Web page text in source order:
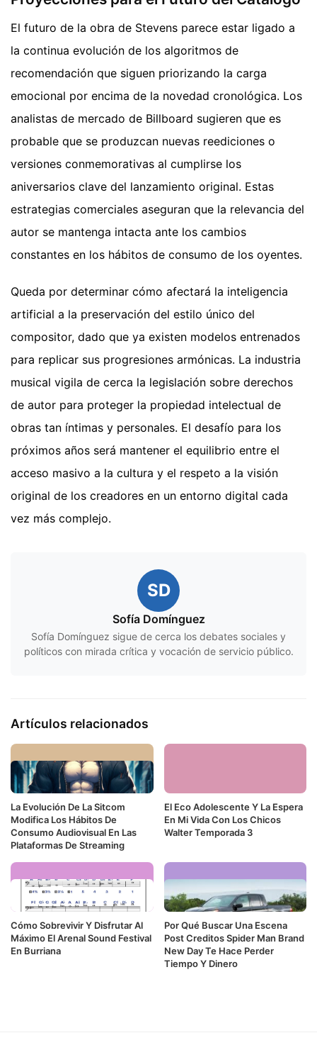
El futuro de la obra de Stevens parece estar ligado a
la continua evolución de los algoritmos de
recomendación que siguen priorizando la carga
emocional por encima de la novedad cronológica. Los
analistas de mercado de Billboard sugieren que es
probable que se produzcan nuevas reediciones o
versiones conmemorativas al cumplirse los
aniversarios clave del lanzamiento original. Estas
estrategias comerciales aseguran que la relevancia del
autor se mantenga intacta ante los cambios
constantes en los hábitos de consumo de los oyentes.
Queda por determinar cómo afectará la inteligencia
artificial a la preservación del estilo único del
compositor, dado que ya existen modelos entrenados
para replicar sus progresiones armónicas. La industria
musical vigila de cerca la legislación sobre derechos
de autor para proteger la propiedad intelectual de
obras tan íntimas y personales. El desafío para los
próximos años será mantener el equilibrio entre el
acceso masivo a la cultura y el respeto a la visión
original de los creadores en un entorno digital cada
vez más complejo.
SD
Sofía Domínguez
Sofía Domínguez sigue de cerca los debates sociales y
políticos con mirada crítica y vocación de servicio público.
Artículos relacionados
La Evolución De La Sitcom
Modifica Los Hábitos De
Consumo Audiovisual En Las
Plataformas De Streaming
El Eco Adolescente Y La Espera
En Mi Vida Con Los Chicos
Walter Temporada 3
Cómo Sobrevivir Y Disfrutar Al
Máximo El Arenal Sound Festival
En Burriana
Por Qué Buscar Una Escena
Post Creditos Spider Man Brand
New Day Te Hace Perder
Tiempo Y Dinero